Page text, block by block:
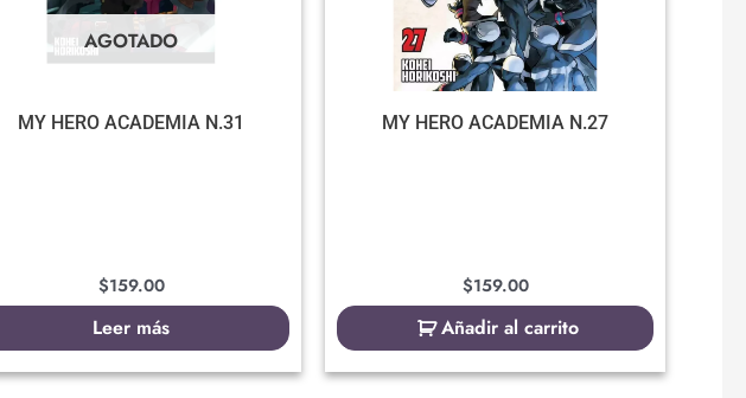
AGOTADO
MY HERO ACADEMIA N.31
$159.00
Leer más
MY HERO ACADEMIA N.27
$159.00
Añadir al carrito